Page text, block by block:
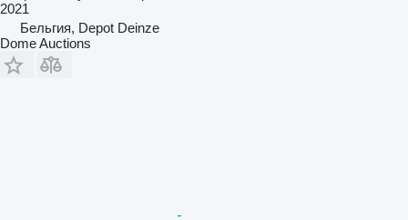
2021
Бельгия, Depot Deinze
Dome Auctions